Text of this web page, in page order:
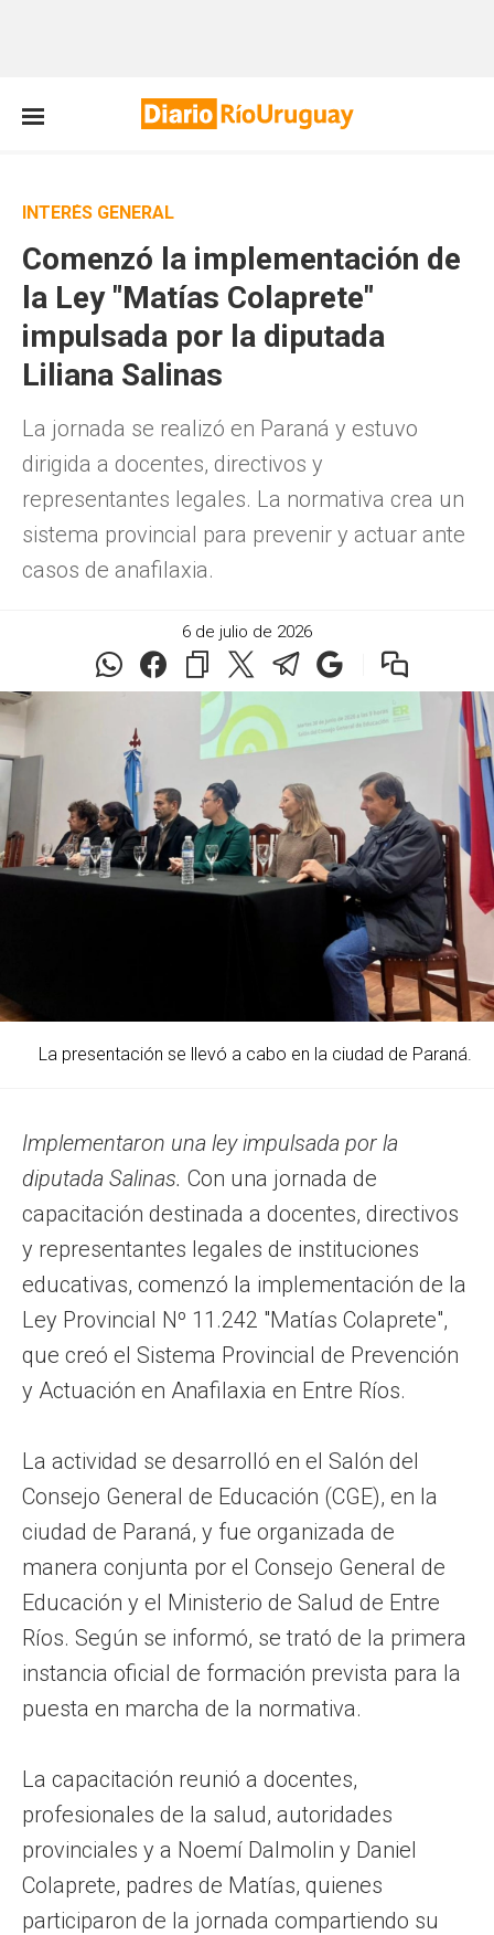
INTERÉS GENERAL
Comenzó la implementación de
la Ley "Matías Colaprete"
impulsada por la diputada
Liliana Salinas
La jornada se realizó en Paraná y estuvo
dirigida a docentes, directivos y
representantes legales. La normativa crea un
sistema provincial para prevenir y actuar ante
casos de anafilaxia.
6 de julio de 2026
La presentación se llevó a cabo en la ciudad de Paraná.
Implementaron una ley impulsada por la
diputada Salinas. Con una jornada de
capacitación destinada a docentes, directivos
y representantes legales de instituciones
educativas, comenzó la implementación de la
Ley Provincial Nº 11.242 "Matías Colaprete",
que creó el Sistema Provincial de Prevención
y Actuación en Anafilaxia en Entre Ríos.
La actividad se desarrolló en el Salón del
Consejo General de Educación (CGE), en la
ciudad de Paraná, y fue organizada de
manera conjunta por el Consejo General de
Educación y el Ministerio de Salud de Entre
Ríos. Según se informó, se trató de la primera
instancia oficial de formación prevista para la
puesta en marcha de la normativa.
La capacitación reunió a docentes,
profesionales de la salud, autoridades
provinciales y a Noemí Dalmolin y Daniel
Colaprete, padres de Matías, quienes
participaron de la jornada compartiendo su